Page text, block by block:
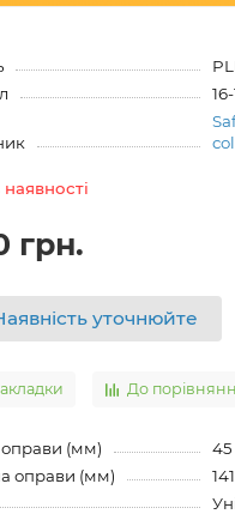
грн.
уточнюйте
До
оправи (мм)
45
оправи (мм)
141